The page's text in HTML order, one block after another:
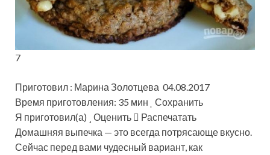
7
Приготовил : Марина Золотцева 04.08.2017
Время приготовления: 35 мин
Сохранить
Я приготовил(а)
Оценить
Распечатать
Домашняя выпечка — это всегда потрясающе вкусно.
Сейчас перед вами чудесный вариант, как